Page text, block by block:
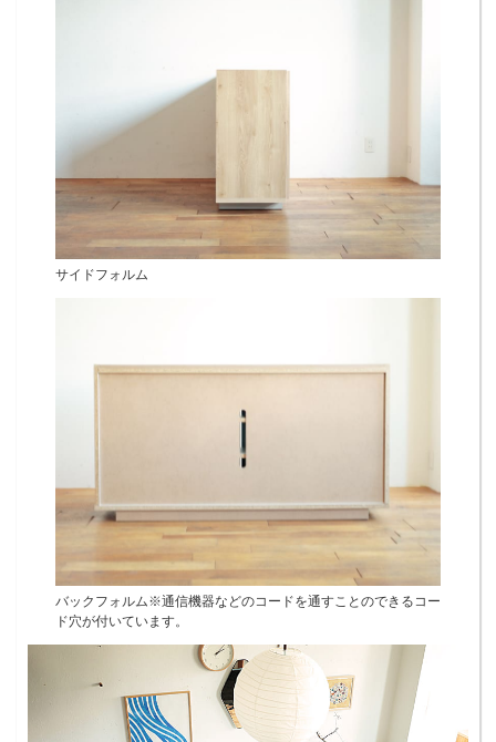
サイドフォルム
バックフォルム※通信機器などのコードを通すことのできるコー
ド穴が付いています。